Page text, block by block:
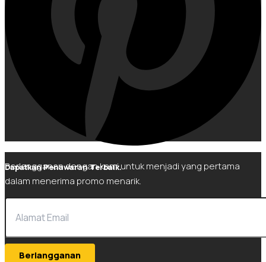
Dapatkan Penawaran Terbaik.
Berlangganan dengan kami untuk menjadi yang pertama
dalam menerima promo menarik.
Berlangganan